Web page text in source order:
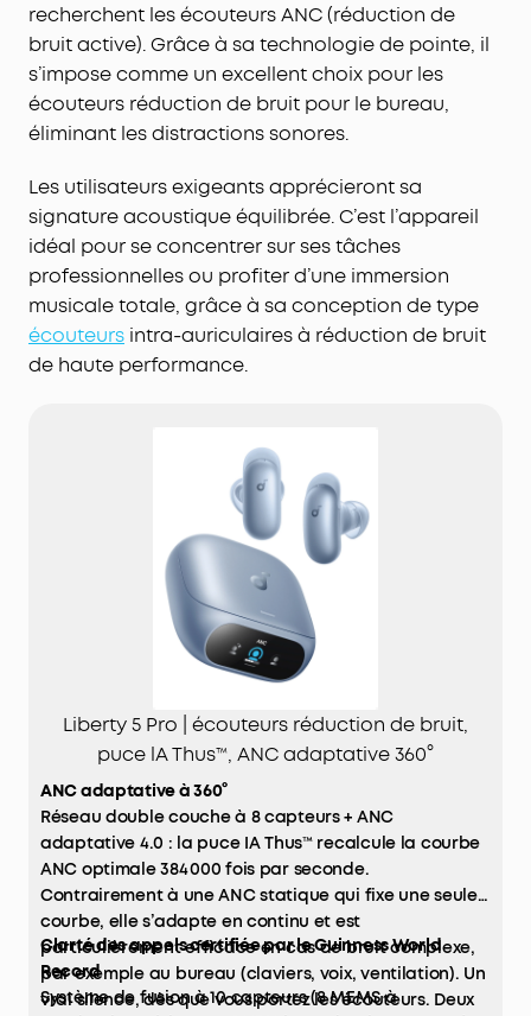
recherchent les écouteurs ANC (réduction de
bruit active). Grâce à sa technologie de pointe, il
s’impose comme un excellent choix pour les
écouteurs réduction de bruit pour le bureau,
éliminant les distractions sonores.
Les utilisateurs exigeants apprécieront sa
signature acoustique équilibrée. C’est l’appareil
idéal pour se concentrer sur ses tâches
professionnelles ou profiter d’une immersion
musicale totale, grâce à sa conception de type
écouteurs intra-auriculaires à réduction de bruit
de haute performance.
Liberty 5 Pro | écouteurs réduction de bruit,
puce lA Thus™, ANC adaptative 360°
ANC adaptative à 360°
Réseau double couche à 8 capteurs + ANC
adaptative 4.0 : la puce IA Thus™ recalcule la courbe
ANC optimale 384 000 fois par seconde.
Contrairement à une ANC statique qui fixe une seule
courbe, elle s’adapte en continu et est
particulièrement efficace en cas de bruit complexe,
par exemple au bureau (claviers, voix, ventilation). Un
vrai silence, dès que vous portez les écouteurs. Deux
Clarté des appels certifiée par le Guinness World
Record
Système de fusion à 10 capteurs (8 MEMS à